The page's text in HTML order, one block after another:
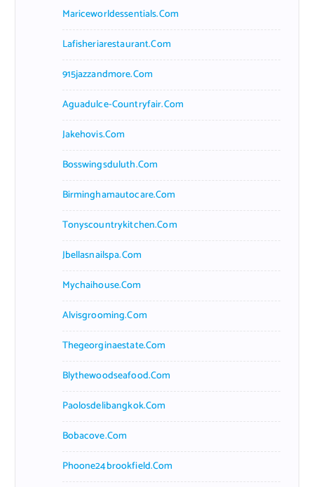
Mariceworldessentials.com
Lafisheriarestaurant.com
915jazzandmore.com
Aguadulce-Countryfair.com
Jakehovis.com
Bosswingsduluth.com
Birminghamautocare.com
Tonyscountrykitchen.com
Jbellasnailspa.com
Mychaihouse.com
Alvisgrooming.com
Thegeorginaestate.com
Blythewoodseafood.com
Paolosdelibangkok.com
Bobacove.com
Phoone24brookfield.com